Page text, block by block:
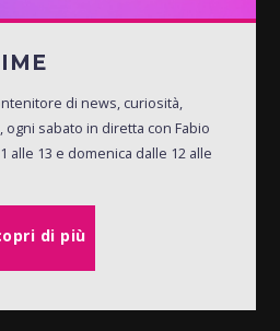
di news, curiosità,
ogni sabato in diretta con Fabio
alle 13 e domenica dalle 12 alle
di più